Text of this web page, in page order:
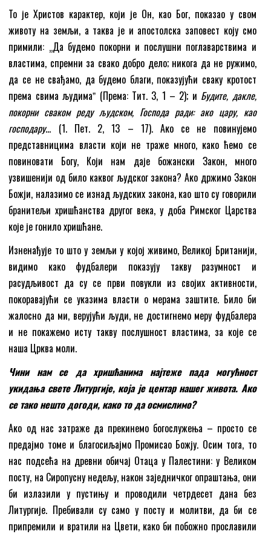
То је Христов карактер, који је Он, као Бог, показао у свом
животу на земљи, а таква је и апостолска заповест коју смо
примили: „Да будемо покорни и послушни поглаварствима и
властима, спремни за свако добро дело; никога да не ружимо,
да се не свађамо, да будемо благи, показујући сваку кротост
према свима људимаˮ (Према: Тит. 3, 1 – 2); и Будите, дакле,
покорни сваком реду људском, Господа ради: ако цару, као
господару… (1. Пет. 2, 13 – 17). Ако се не повинујемо
представницима власти који не траже много, како ћемо се
повиновати Богу, Који нам даје божански Закон, много
узвишенији од било каквог људског закона? Ако држимо Закон
Божји, налазимо се изнад људских закона, као што су говорили
бранитељи хришћанства другог века, у доба Римског Царства
које је гонило хришћане.
Изненађује то што у земљи у којој живимо, Великој Британији,
видимо како фудбалери показују такву разумност и
расудљивост да су се први повукли из својих активности,
покоравајући се указима власти о мерама заштите. Било би
жалосно да ми, верујући људи, не достигнемо меру фудбалера
и не покажемо исту такву послушност властима, за којe се
наша Црква моли.
Чини нам се да хришћанима најтеже пада могућност
укидања свете Литургије, која је центар нашег живота. Ако
се тако нешто догоди, како то да осмислимо?
Ако од нас затраже да прекинемо богослужења – просто се
предајмо томе и благосиљајмо Промисао Божју. Осим тога, то
нас подсећа на древни обичај Отаца у Палестини: у Великом
посту, на Сиропусну недељу, након заједничког опраштања, они
би излазили у пустињу и проводили четрдесет дана без
Литургије. Пребивали су само у посту и молитви, да би се
припремили и вратили на Цвети, како би побожно прославили